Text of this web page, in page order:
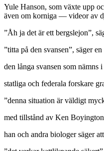
Yule Hanson, som växte upp
även om korniga — videor av
”Åh ja det är ett bergslejon”,
”titta på den svansen”, säger en
den långa svansen som
statliga och federala forskare
”denna situation är väldigt
med tillstånd av Ken Boyington
han och andra biologer säger